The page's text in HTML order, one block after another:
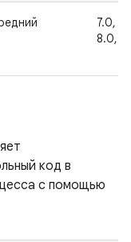
7.0,
8.0,
код в
с помощью